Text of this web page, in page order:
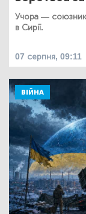
Учора —
в Сирії.
07 серпня, 09:11
ВІЙНА